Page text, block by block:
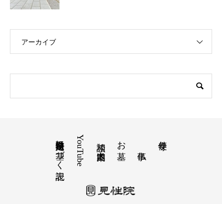
アーカイブ
寺便り
お墓
YouTube
特定商取引法に基づく表記